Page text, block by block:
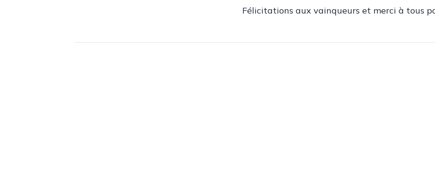
Félicitations aux vainqueurs et merci à tous